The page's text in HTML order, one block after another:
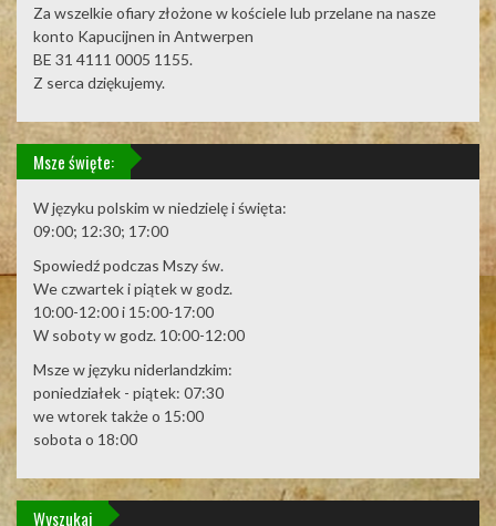
Za wszelkie ofiary złożone w kościele lub przelane na nasze
konto Kapucijnen in Antwerpen
BE 31 4111 0005 1155.
Z serca dziękujemy.
Msze święte:
W języku polskim w niedzielę i święta:
09:00; 12:30; 17:00
Spowiedź podczas Mszy św.
We czwartek i piątek w godz.
10:00-12:00 i 15:00-17:00
W soboty w godz. 10:00-12:00
Msze w języku niderlandzkim:
poniedziałek - piątek: 07:30
we wtorek także o 15:00
sobota o 18:00
Wyszukaj